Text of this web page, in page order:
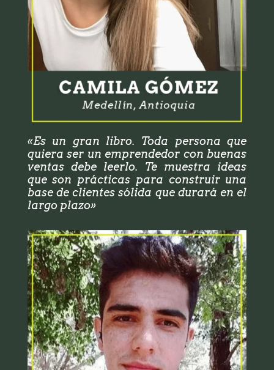
«Es un gran libro. Toda persona que
quiera ser un emprendedor con buenas
ventas debe leerlo. Te muestra ideas
que son prácticas para construir una
base de clientes sólida que durará en el
largo plazo»